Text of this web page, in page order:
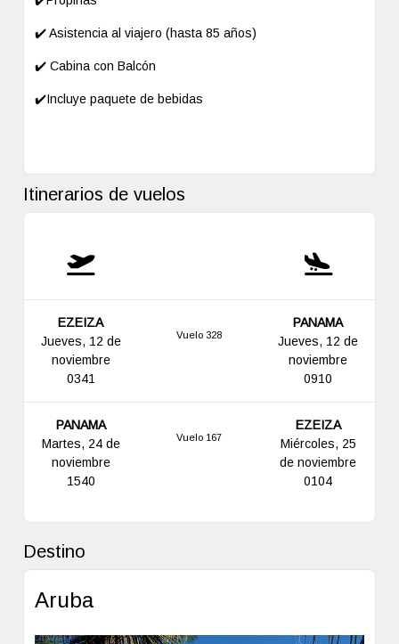
✔️ Asistencia al viajero (hasta 85 años)
✔️ Cabina con Balcón
✔️Incluye paquete de bebidas
Itinerarios de vuelos
EZEIZA
Jueves, 12 de
noviembre
0341
Vuelo 328
PANAMA
Jueves, 12 de
noviembre
0910
PANAMA
Martes, 24 de
noviembre
1540
Vuelo 167
EZEIZA
Miércoles, 25
de noviembre
0104
Destino
Aruba